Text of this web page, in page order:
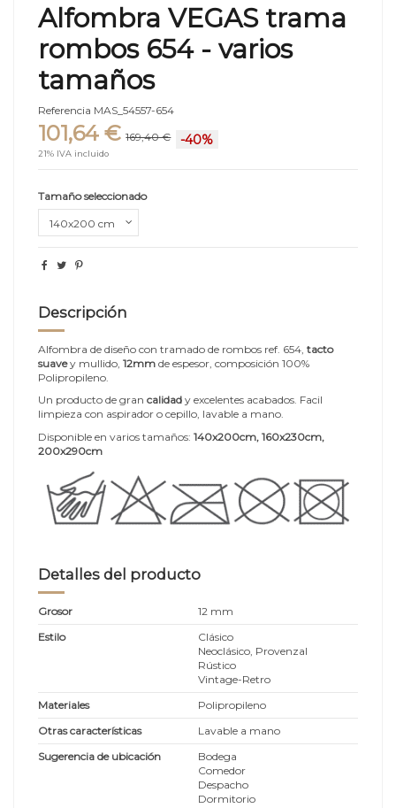
Alfombra VEGAS trama
rombos 654 - varios
tamaños
Referencia MAS_54557-654
101,64 € 169,40 € -40%
21% IVA incluido
Tamaño seleccionado
Descripción
Alfombra de diseño con tramado de rombos ref. 654, tacto
suavey mullido, 12mm de espesor, composición 100%
Polipropileno.
Un producto de gran calidad y excelentes acabados. Facil
limpieza con aspirador o cepillo, lavable a mano.
Disponible en varios tamaños: 140x200cm, 160x230cm,
200x290cm
Detalles del producto
Grosor
12 mm
Estilo
Clásico
Neoclásico, Provenzal
Rústico
Vintage-Retro
Materiales
Polipropileno
Otras características
Lavable a mano
Sugerencia de ubicación
Bodega
Comedor
Despacho
Dormitorio